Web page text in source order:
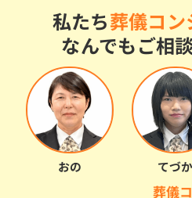
おの てづか
私たち葬儀コン
なんでもご相
葬儀